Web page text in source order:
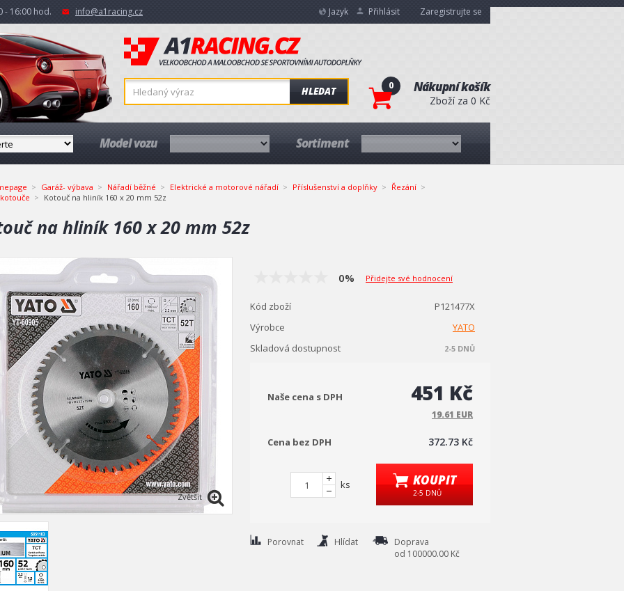
- 16:00 hod. info@a1racing.cz Jazyk Přihlásit Zaregistrujte se
HLEDAT 0 Nákupní košík
Zboží za 0 Kč
Model vozu Sortiment
Garáž- výbava Nářadí běžné Elektrické a motorové nářadí Příslušenství a doplňky
Řezání
Kotouč na hliník 160 x 20 mm 52z
na hliník 160 x 20 mm 52z
Zvětšit
0% Přidejte své hodnocení
Kód zboží
P121477X
Výrobce
YATO
Skladová dostupnost
2-5 DNŮ
Naše cena s DPH 451 Kč
19.61 EUR
Cena bez DPH 372.73 Kč
ks KOUPIT
2-5 DNŮ
Porovnat Hlídat
Doprava
od 100000.00 Kč